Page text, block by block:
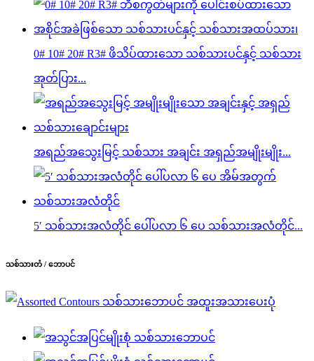
0# 10# 20# R3# ဖိသိပ်ထားသော သစ်သားပင်နှင့် သစ်သား
အုတ်ပြား...
အရည်အသွေးမြင့် သစ်သား အချင်း အရှည်အမျိုးမျိုး...
5′ သစ်သားအလံတိုင် ပေါ်ပလာ ၆ ပေ သစ်သားအလံတိုင်...
သစ်သားတံ / ဘောပင်